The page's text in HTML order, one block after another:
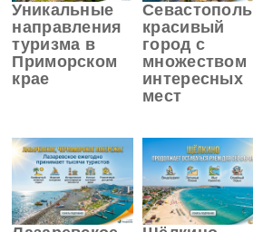
Уникальные
направления
туризма в
Приморском
крае
Севастополь
красивый
город с
множеством
интересных
мест